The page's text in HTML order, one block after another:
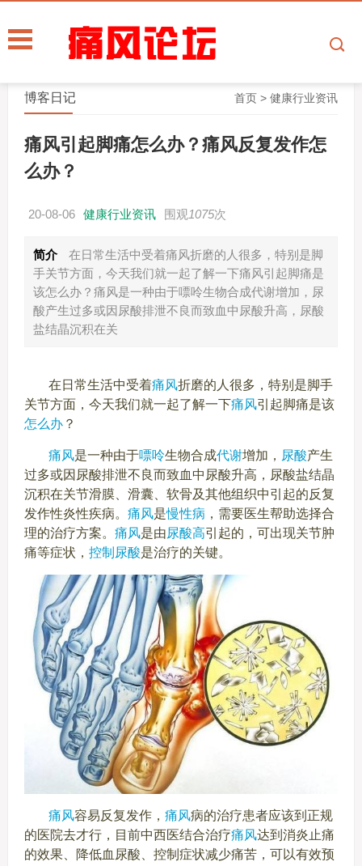
首页 >健康行业资讯
博客日记
痛风引起脚痛怎么办？痛风反复发作怎
么办？
20-08-06 健康行业资讯 围观 1075次
简介
在日常生活中受着痛风折磨的人很多，特别是脚
手关节方面，今天我们就一起了解一下痛风引起脚痛是
该怎么办？痛风是一种由于嘌呤生物合成代谢增加，尿
酸产生过多或因尿酸排泄不良而致血中尿酸升高，尿酸
盐结晶沉积在关
在日常生活中受着痛风折磨的人很多，特别是脚手
关节方面，今天我们就一起了解一下痛风引起脚痛是该
怎么办？
痛风是一种由于嘌呤生物合成代谢增加， 尿酸产生
过多或因尿酸排泄不良而致血中尿酸升高，尿酸盐结晶
沉积在关节滑膜、滑囊、软骨及其他组织中引起的反复
发作性炎性疾病。 痛风是慢性病 ，需要医生帮助选择合
理的治疗方案。 痛风是由尿酸高引起的，可出现关节肿
痛等症状， 控制尿酸是治疗的关键。
痛风容易反复发作， 痛风病的治疗患者应该到正规
的医院去才行，目前中西医结合治疗痛风达到消炎止痛
的效果、降低血尿酸、控制症状减少痛苦，可以有效预